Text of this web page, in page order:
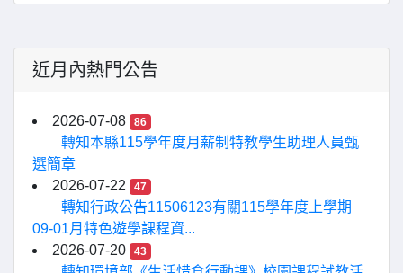
近月內熱門公告
2026-07-08 86
轉知本縣115學年度月薪制特教學生助理人員甄
選簡章
2026-07-22
47
轉知行政公告11506123有關115學年度上學期
09-01月特色遊學課程資...
2026-07-20
43